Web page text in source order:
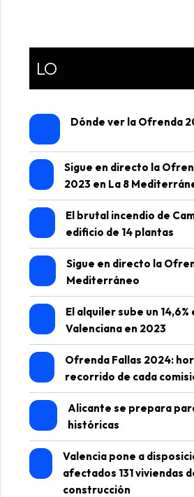
LO
Dónde ver la Ofrenda
Sigue en directo la
2023 en La 8
El brutal incendio de
edificio de 14 plantas
Sigue en directo la
Mediterráneo
El alquiler sube un
Valenciana en 2023
Ofrenda Fallas 2024:
recorrido de cada
Alicante se prepara
históricas
Valencia pone a
afectados 131 viviendas
construcción